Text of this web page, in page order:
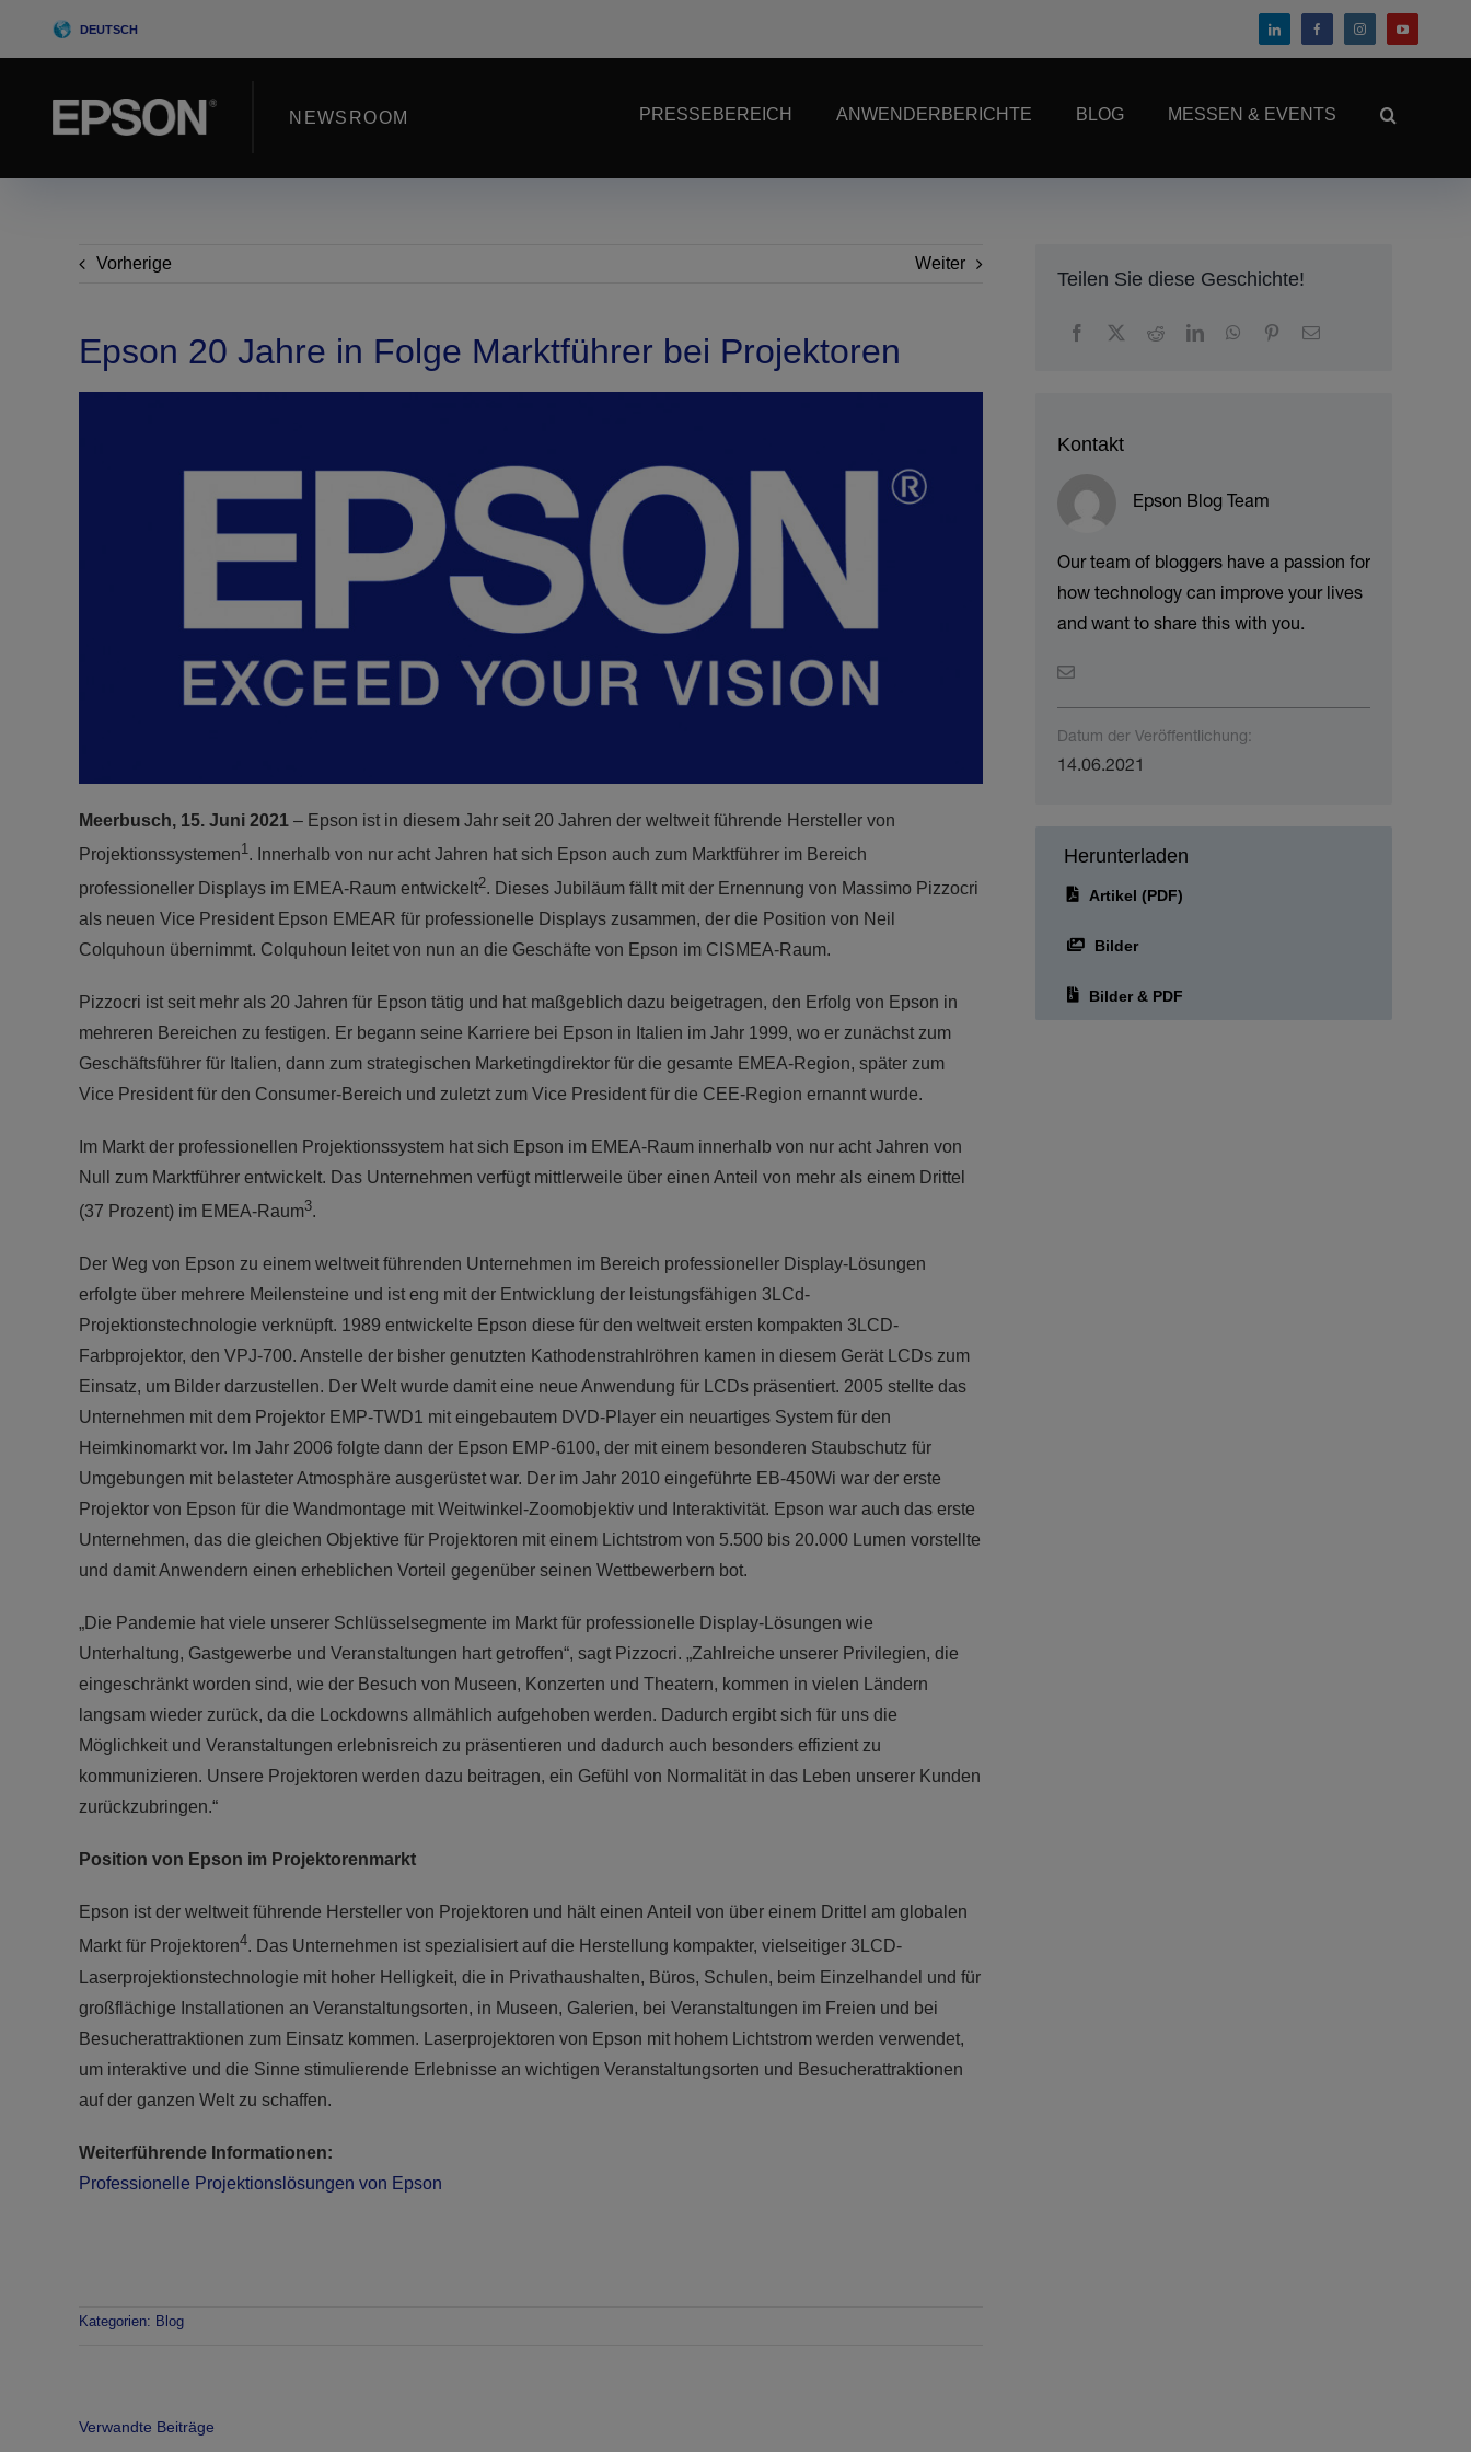
DEUTSCH
NEWSROOM PRESSEBEREICH ANWENDERBERICHTE BLOG MESSEN & EVENTS
Vorherige Weiter
Epson 20 Jahre in Folge Marktführer bei Projektoren
Meerbusch, 15. Juni 2021– Epson ist in diesem Jahr seit 20 Jahren der weltweit führende Hersteller von
Projektionssystemen1. Innerhalb von nur acht Jahren hat sich Epson auch zum Marktführer im Bereich
professioneller Displays im EMEA-Raum entwickelt2. Dieses Jubiläum fällt mit der Ernennung von Massimo Pizzocri
als neuen Vice President Epson EMEAR für professionelle Displays zusammen, der die Position von Neil
Colquhoun übernimmt. Colquhoun leitet von nun an die Geschäfte von Epson im CISMEA-Raum.
Pizzocri ist seit mehr als 20 Jahren für Epson tätig und hat maßgeblich dazu beigetragen, den Erfolg von Epson in
mehreren Bereichen zu festigen. Er begann seine Karriere bei Epson in Italien im Jahr 1999, wo er zunächst zum
Geschäftsführer für Italien, dann zum strategischen Marketingdirektor für die gesamte EMEA-Region, später zum
Vice President für den Consumer-Bereich und zuletzt zum Vice President für die CEE-Region ernannt wurde.
Im Markt der professionellen Projektionssystem hat sich Epson im EMEA-Raum innerhalb von nur acht Jahren von
Null zum Marktführer entwickelt. Das Unternehmen verfügt mittlerweile über einen Anteil von mehr als einem Drittel
(37 Prozent) im EMEA-Raum3.
Der Weg von Epson zu einem weltweit führenden Unternehmen im Bereich professioneller Display-Lösungen
erfolgte über mehrere Meilensteine und ist eng mit der Entwicklung der leistungsfähigen 3LCd-
Projektionstechnologie verknüpft. 1989 entwickelte Epson diese für den weltweit ersten kompakten 3LCD-
Farbprojektor, den VPJ-700. Anstelle der bisher genutzten Kathodenstrahlröhren kamen in diesem Gerät LCDs zum
Einsatz, um Bilder darzustellen. Der Welt wurde damit eine neue Anwendung für LCDs präsentiert. 2005 stellte das
Unternehmen mit dem Projektor EMP-TWD1 mit eingebautem DVD-Player ein neuartiges System für den
Heimkinomarkt vor. Im Jahr 2006 folgte dann der Epson EMP-6100, der mit einem besonderen Staubschutz für
Umgebungen mit belasteter Atmosphäre ausgerüstet war. Der im Jahr 2010 eingeführte EB-450Wi war der erste
Projektor von Epson für die Wandmontage mit Weitwinkel-Zoomobjektiv und Interaktivität. Epson war auch das erste
Unternehmen, das die gleichen Objektive für Projektoren mit einem Lichtstrom von 5.500 bis 20.000 Lumen vorstellte
und damit Anwendern einen erheblichen Vorteil gegenüber seinen Wettbewerbern bot.
„Die Pandemie hat viele unserer Schlüsselsegmente im Markt für professionelle Display-Lösungen wie
Unterhaltung, Gastgewerbe und Veranstaltungen hart getroffen“, sagt Pizzocri. „Zahlreiche unserer Privilegien, die
eingeschränkt worden sind, wie der Besuch von Museen, Konzerten und Theatern, kommen in vielen Ländern
langsam wieder zurück, da die Lockdowns allmählich aufgehoben werden. Dadurch ergibt sich für uns die
Möglichkeit und Veranstaltungen erlebnisreich zu präsentieren und dadurch auch besonders effizient zu
kommunizieren. Unsere Projektoren werden dazu beitragen, ein Gefühl von Normalität in das Leben unserer Kunden
zurückzubringen.“
Position von Epson im Projektorenmarkt
Epson ist der weltweit führende Hersteller von Projektoren und hält einen Anteil von über einem Drittel am globalen
Markt für Projektoren4. Das Unternehmen ist spezialisiert auf die Herstellung kompakter, vielseitiger 3LCD-
Laserprojektionstechnologie mit hoher Helligkeit, die in Privathaushalten, Büros, Schulen, beim Einzelhandel und für
großflächige Installationen an Veranstaltungsorten, in Museen, Galerien, bei Veranstaltungen im Freien und bei
Besucherattraktionen zum Einsatz kommen. Laserprojektoren von Epson mit hohem Lichtstrom werden verwendet,
um interaktive und die Sinne stimulierende Erlebnisse an wichtigen Veranstaltungsorten und Besucherattraktionen
auf der ganzen Welt zu schaffen.
Weiterführende Informationen:
Professionelle Projektionslösungen von Epson
Kategorien: Blog
Verwandte Beiträge
Teilen Sie diese Geschichte!
Kontakt
Epson Blog Team
Our team of bloggers have a passion for
how technology can improve your lives
and want to share this with you.
Datum der Veröffentlichung:
14.06.2021
Herunterladen
Artikel (PDF)
Bilder
Bilder & PDF